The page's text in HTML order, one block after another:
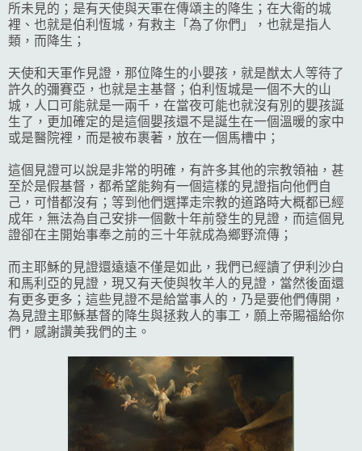
所未見的；是有天使與天軍在傳頌主的降生；在大衛的城
裡、也就是伯利恆城，有救主「為了你們」，也就是指人
類，而降生；
天使和天軍作見證，那位降生的小嬰孩，就是猷太人等待了
許久的彌賽亞，也就是主基督；伯利恆城是一個不大的山
城，人口可能就是一兩千，在當夜可能也就沒有別的嬰孩誕
生了，更加確定的是這個嬰孩還不是誕生在一個溫暖的家中
或是醫院裡，而是被布裹著，放在一個馬槽中；
這個見證可以說是非常的明確，有許多其他的宗教領袖，甚
至於是假基督，都希望能夠有一個這樣的見證指向他們自
己，可惜都沒有；等到他們選擇走宗教的道路時大概都已經
成年，無法為自己安排一個數十年前發生的見證，而這個見
證卻在主開始事奉之前的三十年就成為鄉野流傳；
而主耶穌的見證還遠遠不僅是如此，我們已經讀了伊利沙白
和馬利亞的見證，現又有天使與牧羊人的見證，當然後面還
有更多更多；這些見證不是給當事人的，乃是要他們傳開，
為見證主耶穌基督的降生與拯救人的事工，願上帝賜福給你
們，感謝讚美我們的主。